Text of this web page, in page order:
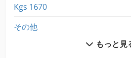
Kgs 1670
その他
その他 の アクセサリー もっと見